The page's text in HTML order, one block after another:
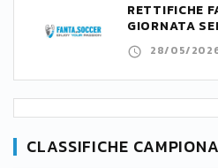
RETTIFICHE
GIORNATA
28/05/
CLASSIFICHE